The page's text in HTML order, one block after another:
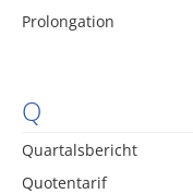
Prolongation
Q
Quartalsbericht
Quotentarif